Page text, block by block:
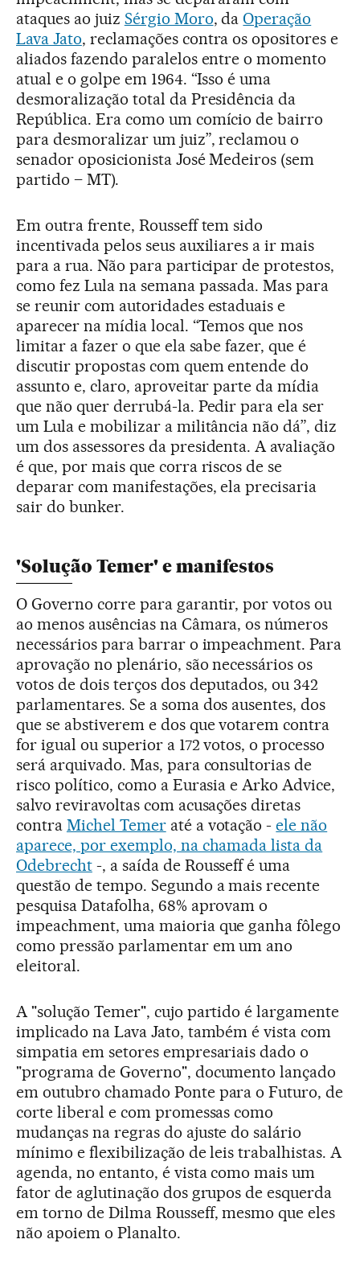
ataques ao juiz Sérgio Moro, da Operação
Lava Jato, reclamações contra os opositores e
aliados fazendo paralelos entre o momento
atual e o golpe em 1964. “Isso é uma
desmoralização total da Presidência da
República. Era como um comício de bairro
para desmoralizar um juiz”, reclamou o
senador oposicionista José Medeiros (sem
partido – MT).
Em outra frente, Rousseff tem sido
incentivada pelos seus auxiliares a ir mais
para a rua. Não para participar de protestos,
como fez Lula na semana passada. Mas para
se reunir com autoridades estaduais e
aparecer na mídia local. “Temos que nos
limitar a fazer o que ela sabe fazer, que é
discutir propostas com quem entende do
assunto e, claro, aproveitar parte da mídia
que não quer derrubá-la. Pedir para ela ser
um Lula e mobilizar a militância não dá”, diz
um dos assessores da presidenta. A avaliação
é que, por mais que corra riscos de se
deparar com manifestações, ela precisaria
sair do bunker.
'Solução Temer' e manifestos
O Governo corre para garantir, por votos ou
ao menos ausências na Câmara, os números
necessários para barrar o impeachment. Para
aprovação no plenário, são necessários os
votos de dois terços dos deputados, ou 342
parlamentares. Se a soma dos ausentes, dos
que se abstiverem e dos que votarem contra
for igual ou superior a 172 votos, o processo
será arquivado. Mas, para consultorias de
risco político, como a Eurasia e Arko Advice,
salvo reviravoltas com acusações diretas
contra Michel Temeraté a votação -ele não
aparece, por exemplo, na chamada lista da
Odebrecht-, a saída de Rousseff é uma
questão de tempo. Segundo a mais recente
pesquisa Datafolha, 68% aprovam o
impeachment, uma maioria que ganha fôlego
como pressão parlamentar em um ano
eleitoral.
A "solução Temer", cujo partido é largamente
implicado na Lava Jato, também é vista com
simpatia em setores empresariais dado o
"programa de Governo", documento lançado
em outubro chamado Ponte para o Futuro, de
corte liberal e com promessas como
mudanças na regras do ajuste do salário
mínimo e flexibilização de leis trabalhistas. A
agenda, no entanto, é vista como mais um
fator de aglutinação dos grupos de esquerda
em torno de Dilma Rousseff, mesmo que eles
não apoiem o Planalto.